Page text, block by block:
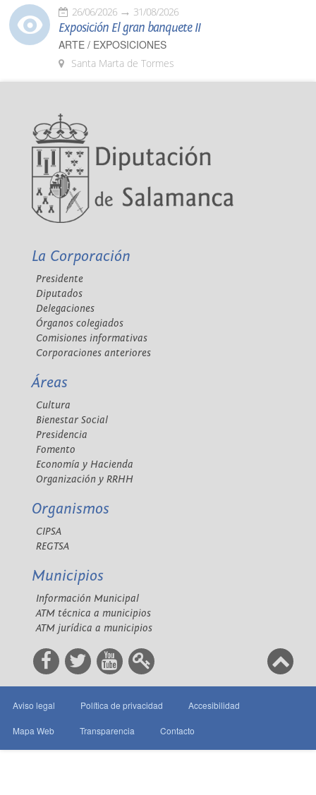
26/06/2026 31/08/2026
Exposición El gran banquete II
ARTE / EXPOSICIONES
Santa Marta de Tormes
La Corporación
Presidente
Diputados
Delegaciones
Órganos colegiados
Comisiones informativas
Corporaciones anteriores
Áreas
Cultura
Bienestar Social
Presidencia
Fomento
Economía y Hacienda
Organización y RRHH
Organismos
CIPSA
REGTSA
Municipios
Información Municipal
ATM técnica a municipios
ATM jurídica a municipios
Aviso legal Política de privacidad Accesibilidad
Mapa Web Transparencia Contacto